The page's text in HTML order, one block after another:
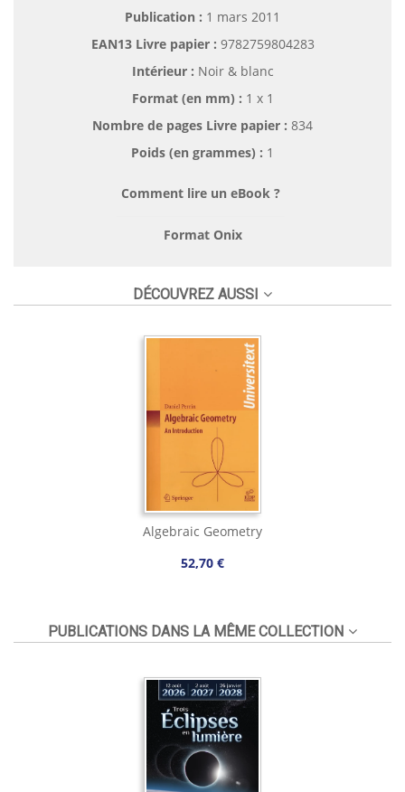
Publication : 1 mars 2011
EAN13 Livre papier : 9782759804283
Intérieur : Noir & blanc
Format (en mm) : 1 x 1
Nombre de pages Livre papier : 834
Poids (en grammes) : 1
Comment lire un eBook ?
Format Onix
DÉCOUVREZ AUSSI
Algebraic Geometry
52,70 €
PUBLICATIONS DANS LA MÊME COLLECTION